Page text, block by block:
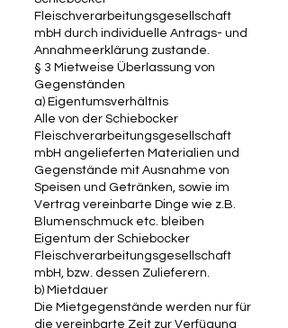
Fleischverarbeitungsgesellschaft
mbH durch individuelle Antrags- und
Annahmeerklärung zustande.
§ 3 Mietweise Überlassung von
Gegenständen
a) Eigentumsverhältnis
Alle von der Schiebocker
Fleischverarbeitungsgesellschaft
mbH angelieferten Materialien und
Gegenstände mit Ausnahme von
Speisen und Getränken, sowie im
Vertrag vereinbarte Dinge wie z.B.
Blumenschmuck etc. bleiben
Eigentum der Schiebocker
Fleischverarbeitungsgesellschaft
mbH, bzw. dessen Zulieferern.
b) Mietdauer
Die Mietgegenstände werden nur für
die vereinbarte Zeit zur Verfügung